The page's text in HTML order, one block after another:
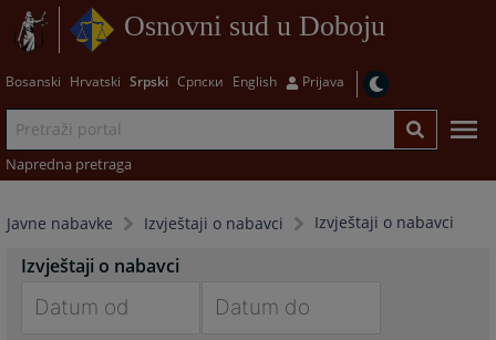
Osnovni sud u Doboju
Bosanski Hrvatski Srpski Српски English Prijava
Napredna pretraga
Javne nabavke Izvještaji o nabavci Izvještaji o nabavci
Izvještaji o nabavci